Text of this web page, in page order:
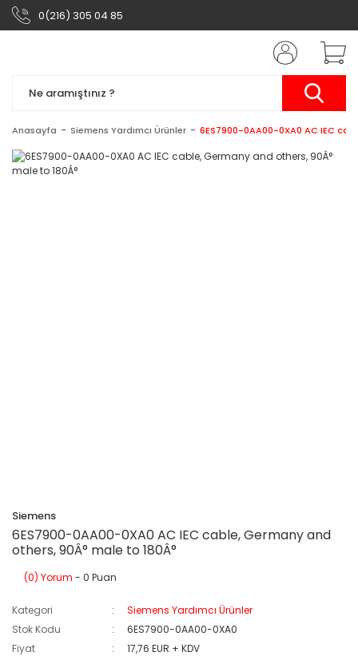
0(216) 305 04 85
Anasayfa Siemens Yardımcı Ürünler 6ES7900-0AA00-0XA0 AC IEC
Siemens
6ES7900-0AA00-0XA0 AC IEC cable, Germany and
others, 90Â° male to 180Â°
(0) Yorum - 0 Puan
Kategori
Siemens Yardımcı Ürünler
Stok Kodu
6ES7900-0AA00-0XA0
Fiyat
17,76 EUR + KDV